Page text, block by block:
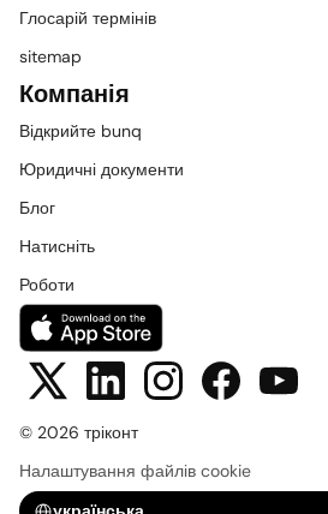
Глосарій термінів
sitemap
Компанія
Відкрийте bunq
Юридичні документи
Блог
Натисніть
Роботи
© 2026 тріконт
Налаштування файлів cookie
Select Language